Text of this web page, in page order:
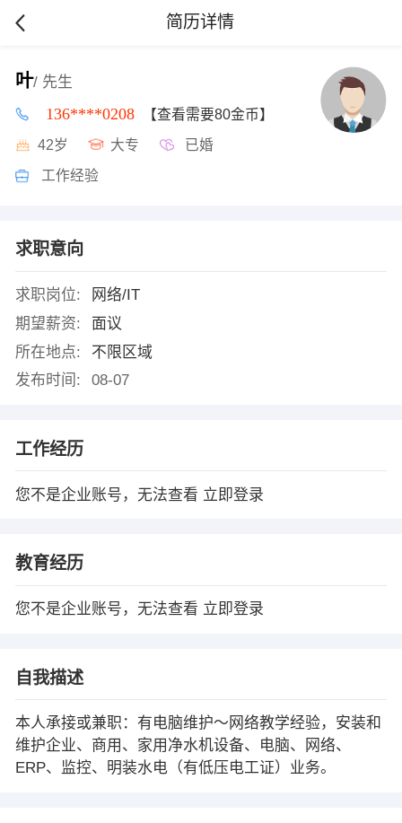
简历详情
叶/ 先生
136****0208 【查看需要80金币】
42岁 大专 已婚
工作经验
求职意向
求职岗位:
网络/IT
期望薪资:
面议
所在地点:
不限区域
发布时间:
08-07
工作经历
您不是企业账号，无法查看 立即登录
教育经历
您不是企业账号，无法查看 立即登录
自我描述
本人承接或兼职：有电脑维护～网络教学经验，安装和
维护企业、商用、家用净水机设备、电脑、网络、
ERP、监控、明装水电（有低压电工证）业务。